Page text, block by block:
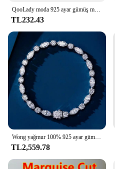
QooLady moda 925 ayar gümüş markiz kesim kübik zirkon göz kamaştırıcı düğün nişan yüzükler kadınlar için güzel takı SE012
TL232.43
Wong yağmur 100% 925 ayar gümüş yuvarlak markiz kesim simüle mozanit taş lüks bilezikler güzel takı noel hediyesi
TL2,559.78